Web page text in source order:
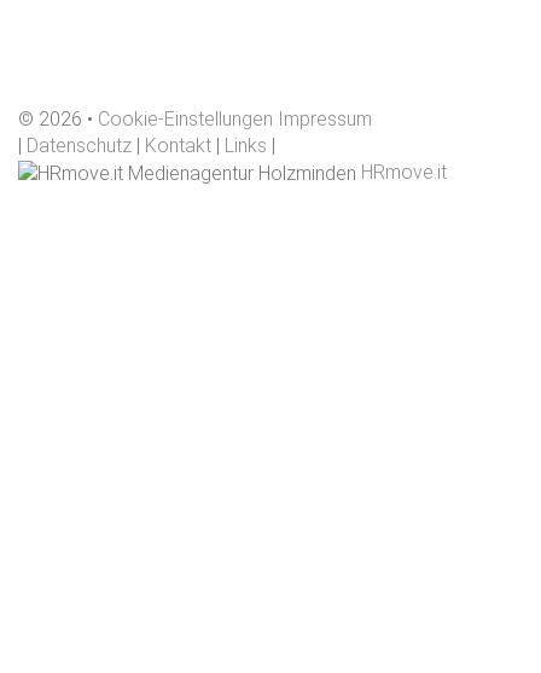
© 2026 Cookie-Einstellungen Impressum
Datenschutz Kontakt Links
HRmove.it